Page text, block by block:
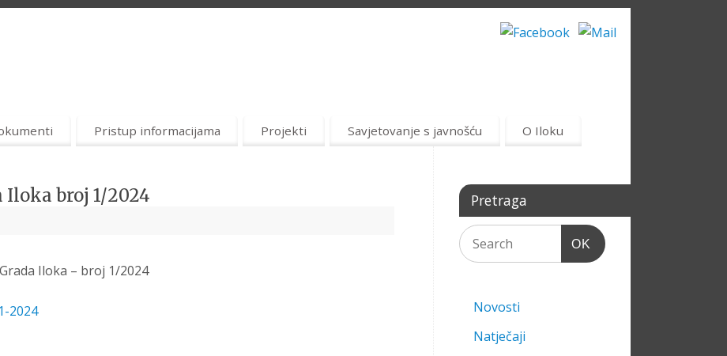
Pristup informacijama Projekti Savjetovanje s javnošću O Iloku
broj 1/2024
Iloka – broj 1/2024
2024
Pretraga
OK
Novosti
Natječaji